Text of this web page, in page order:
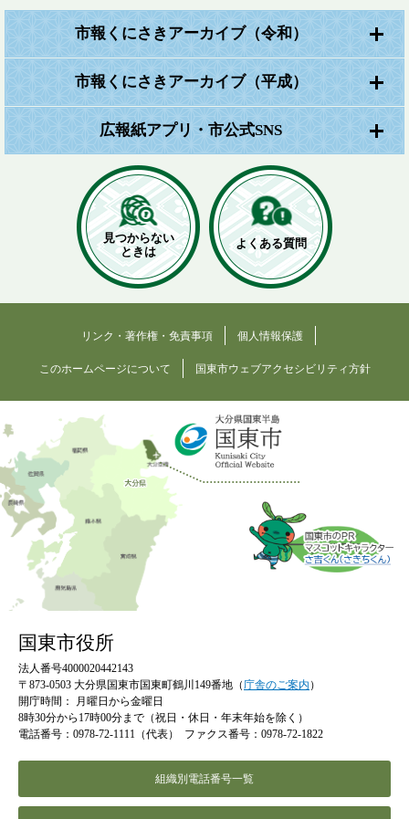
市報くにさきアーカイブ（令和）
市報くにさきアーカイブ（平成）
広報紙アプリ・市公式SNS
見つからない
ときは
よくある質問
リンク・著作権・免責事項 個人情報保護
このホームページについて 国東市ウェブアクセシビリティ方針
国東市役所
法人番号4000020442143
〒873-0503 大分県国東市国東町鶴川149番地（ 庁舎のご案内 ）
開庁時間：
月曜日から金曜日
8時30分から17時00分まで（祝日・休日・年末年始を除く）
電話番号：0978-72-1111（代表）
ファクス番号：0978-72-1822
組織別電話番号一覧